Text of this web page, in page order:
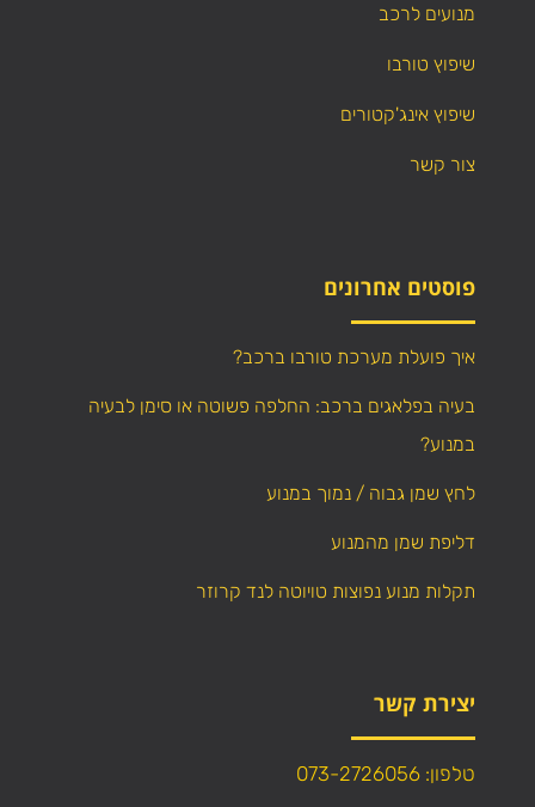
מנועים לרכב
שיפוץ טורבו
שיפוץ אינג'קטורים
צור קשר
פוסטים אחרונים
איך פועלת מערכת טורבו ברכב?
בעיה בפלאגים ברכב: החלפה פשוטה או סימן לבעיה
במנוע?
לחץ שמן גבוה / נמוך במנוע
דליפת שמן מהמנוע
תקלות מנוע נפוצות טויוטה לנד קרוזר
יצירת קשר
טלפון: 073-2726056